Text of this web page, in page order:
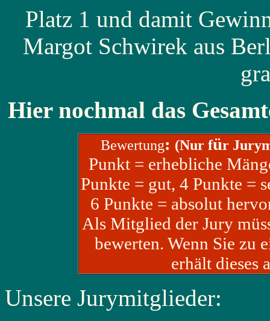
Platz 1 und damit
Margot Schwirek aus
Hier nochmal das
Bewertung: (Nur für
Punkt = erhebliche
Punkte = gut, 4 Punkte =
6 Punkte = absolut
Als Mitglied der Jury
bewerten. Wenn Sie zu
erhält dieses
Unsere Jurymitglieder: